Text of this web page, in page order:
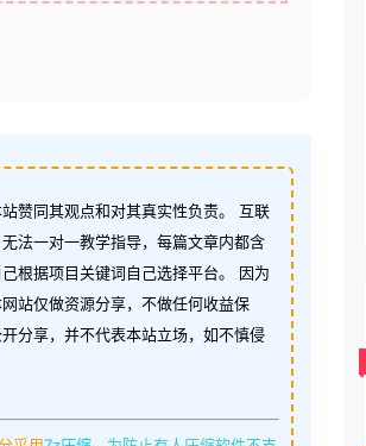
赞同其观点和对其真实性负责。 互联
法一对一教学指导，每篇文章内都含
根据项目关键词自己选择平台。 因为
站仅做资源分享，不做任何收益保
分享，并不代表本站立场，如不慎侵